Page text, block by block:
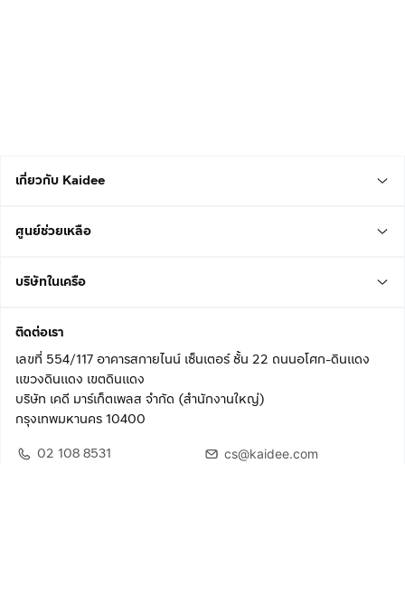
เกี่ยวกับ Kaidee
ศูนย์ช่วยเหลือ
บริษัทในเครือ
ติดต่อเรา
เลขที่ 554/117 อาคารสกายไนน์ เซ็นเตอร์ ชั้น 22 ถนนอโศก-ดินแดง
แขวงดินแดง เขตดินแดง
บริษัท เคดี มาร์เก็ตเพลส จำกัด (สำนักงานใหญ่)
กรุงเทพมหานคร 10400
02 108 8531
cs@kaidee.com